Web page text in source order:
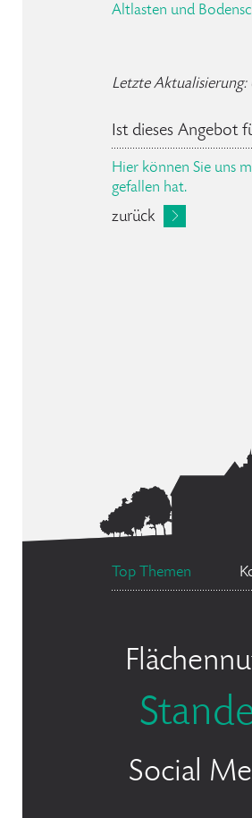
Altlasten und
Letzte Aktualisierung:
Ist dieses Angebot
Hier können Sie uns
gefallen hat.
zurück
Top Themen
Social